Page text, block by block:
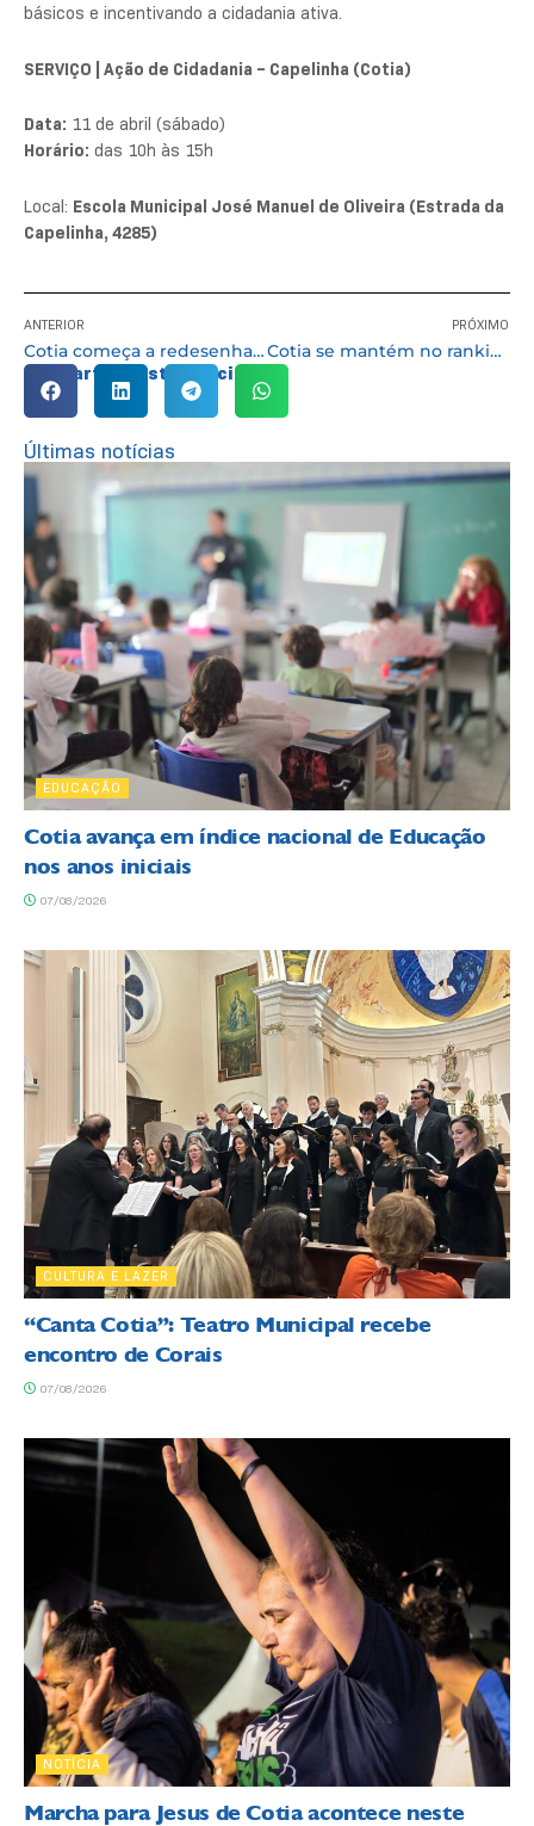
básicos e incentivando a cidadania ativa.
SERVIÇO | Ação de Cidadania – Capelinha (Cotia)
Data: 11 de abril (sábado)
Horário: das 10h às 15h
Local: Escola Municipal José Manuel de Oliveira (Estrada da
Capelinha, 4285)
ANTERIOR
Cotia começa a redesenhar caminhos de inclusão com fórum da empregabilidade
PRÓXIMO
Cotia se mantém no ranking das cidades que mais geram empregos em São Paulo
Compartilhe esta notícia:
Últimas notícias
EDUCAÇÃO
Cotia avança em índice nacional de Educação
nos anos iniciais
07/08/2026
CULTURA E LAZER
“Canta Cotia”: Teatro Municipal recebe
encontro de Corais
07/08/2026
NOTÍCIA
Marcha para Jesus de Cotia acontece neste